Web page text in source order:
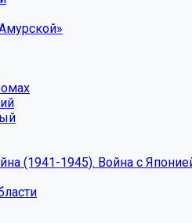
(1941-1945). Война с